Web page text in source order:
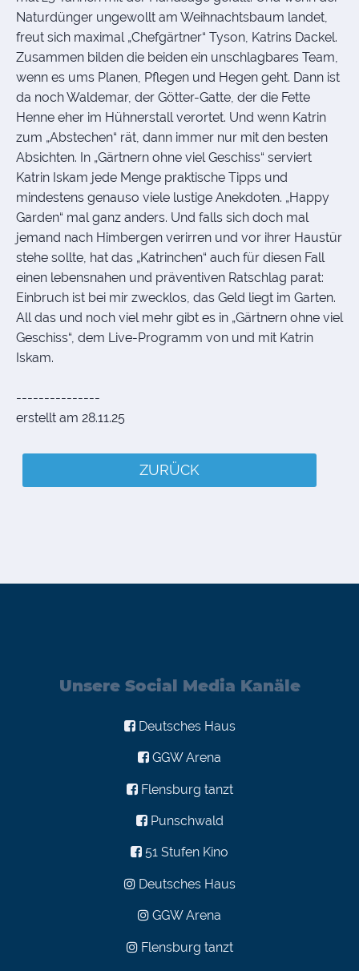
Naturdünger ungewollt am Weihnachtsbaum landet,
freut sich maximal „Chefgärtner“ Tyson, Katrins Dackel.
Zusammen bilden die beiden ein unschlagbares Team,
wenn es ums Planen, Pflegen und Hegen geht. Dann ist
da noch Waldemar, der Götter-Gatte, der die Fette
Henne eher im Hühnerstall verortet. Und wenn Katrin
zum „Abstechen“ rät, dann immer nur mit den besten
Absichten. In „Gärtnern ohne viel Geschiss“ serviert
Katrin Iskam jede Menge praktische Tipps und
mindestens genauso viele lustige Anekdoten. „Happy
Garden“ mal ganz anders. Und falls sich doch mal
jemand nach Himbergen verirren und vor ihrer Haustür
stehe sollte, hat das „Katrinchen“ auch für diesen Fall
einen lebensnahen und präventiven Ratschlag parat:
Einbruch ist bei mir zwecklos, das Geld liegt im Garten.
All das und noch viel mehr gibt es in „Gärtnern ohne viel
Geschiss“, dem Live-Programm von und mit Katrin
Iskam.
---------------
erstellt am 28.11.25
ZURÜCK
Unsere Social Media Kanäle
Deutsches Haus
GGW Arena
Flensburg tanzt
Punschwald
51 Stufen Kino
Deutsches Haus
GGW Arena
Flensburg tanzt